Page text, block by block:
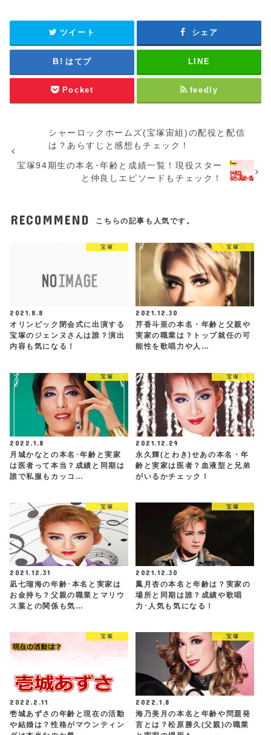
ツイート シェア
はてブ LINE
Pocket feedly
シャーロックホームズ(宝塚宙組)の配役と配信
は？あらすじと感想もチェック！
宝塚94期生の本名･年齢と成績一覧！現役スター
と仲良しエピソードもチェック！
RECOMMEND こちらの記事も人気です。
宝塚
2021.8.8
オリンピック閉会式に出演する
宝塚のジェンヌさんは誰？演出
内容も気になる！
宝塚
2021.12.30
芹香斗亜の本名・年齢と父親や
実家の職業は？トップ就任の可
能性を歌唱力や人…
宝塚
2022.1.8
月城かなとの本名･年齢と実家
は医者って本当？成績と同期は
誰で私服もカッコ…
宝塚
2021.12.29
永久輝(とわき)せあの本名・年
齢と実家は医者？血液型と兄弟
がいるかチェック！
宝塚
2021.12.31
凪七瑠海の年齢･本名と実家は
お金持ち？父親の職業とマリウ
ス葉との関係も気…
宝塚
2021.12.30
鳳月杏の本名と年齢は？実家の
場所と同期は誰？成績や歌唱
力･人気も気になる！
宝塚
2022.2.11
壱城あずさの年齢と現在の活動
や結婚は？性格がマウンティン
宝塚
2022.1.8
海乃美月の本名と年齢や問題発
言とは？松原勝久(父親)の職業